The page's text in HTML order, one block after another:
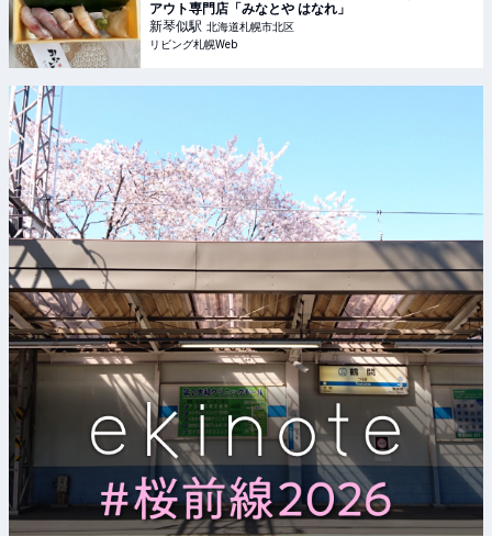
アウト専門店「みなとや はなれ」
新琴似駅 北海道札幌市北区
リビング札幌Web